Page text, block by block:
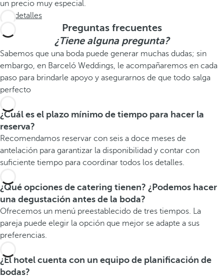
un precio muy especial.
Ver detalles
Preguntas frecuentes
¿Tiene alguna pregunta?
Sabemos que una boda puede generar muchas dudas; sin
embargo, en Barceló Weddings, le acompañaremos en cada
paso para brindarle apoyo y asegurarnos de que todo salga
perfecto
¿Cuál es el plazo mínimo de tiempo para hacer la
reserva?
Recomendamos reservar con seis a doce meses de
antelación para garantizar la disponibilidad y contar con
suficiente tiempo para coordinar todos los detalles.
¿Qué opciones de catering tienen? ¿Podemos hacer
una degustación antes de la boda?
Ofrecemos un menú preestablecido de tres tiempos. La
pareja puede elegir la opción que mejor se adapte a sus
preferencias.
¿El hotel cuenta con un equipo de planificación de
bodas?